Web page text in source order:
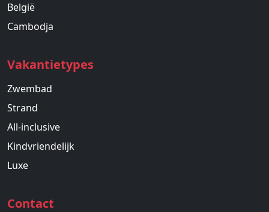
België
Cambodja
Vakantietypes
Zwembad
Strand
All-inclusive
Kindvriendelijk
Luxe
Contact